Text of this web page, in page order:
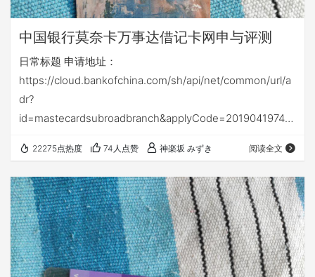
中国银行莫奈卡万事达借记卡网申与评测
日常标题 申请地址：
https://cloud.bankofchina.com/sh/api/net/common/url/a
dr?
id=mastecardsubroadbranch&applyCode=20190419742
字还行 不过为什么我都收到了但查询时还是制卡中
22275点热度 74人点赞 神楽坂 みずき 阅读全文